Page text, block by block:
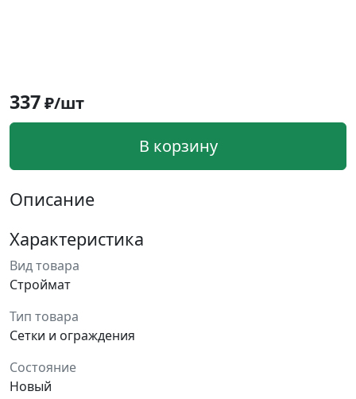
337₽/шт
В корзину
Описание
Характеристика
Вид товара
Строймат
Тип товара
Сетки и ограждения
Состояние
Новый